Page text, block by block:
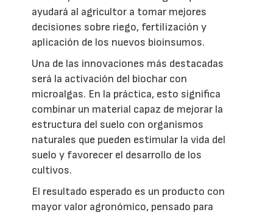
ayudará al agricultor a tomar mejores
decisiones sobre riego, fertilización y
aplicación de los nuevos bioinsumos.
Una de las innovaciones más destacadas
será la activación del biochar con
microalgas. En la práctica, esto significa
combinar un material capaz de mejorar la
estructura del suelo con organismos
naturales que pueden estimular la vida del
suelo y favorecer el desarrollo de los
cultivos.
El resultado esperado es un producto con
mayor valor agronómico, pensado para